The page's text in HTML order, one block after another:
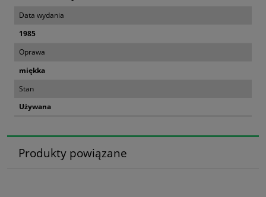
Data wydania
1985
Oprawa
miękka
Stan
Używana
Produkty powiązane